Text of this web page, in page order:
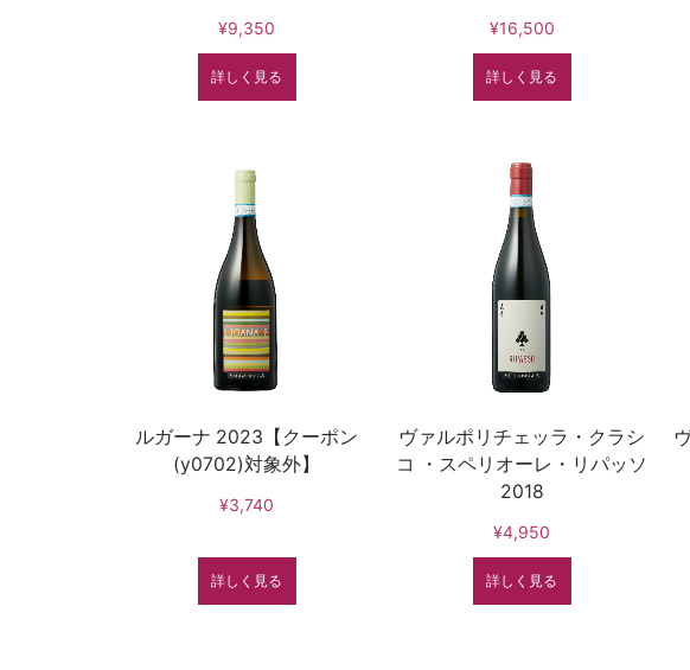
¥9,350
詳しく見る
¥16,500
詳しく見る
ルガーナ 2023【クーポン
(y0702)対象外】
¥3,740
詳しく見る
ヴァルポリチェッラ・クラシ
コ ・スペリオーレ・リパッソ
2018
¥4,950
詳しく見る